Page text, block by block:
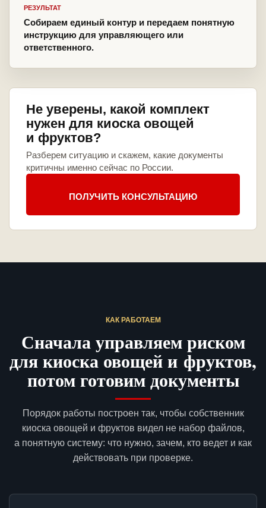
РЕЗУЛЬТАТ
Собираем единый контур и передаем понятную
инструкцию для управляющего или
ответственного.
Не уверены, какой комплект
нужен для киоска овощей
и фруктов?
Разберем ситуацию и скажем, какие документы
критичны именно сейчас по России.
ПОЛУЧИТЬ КОНСУЛЬТАЦИЮ
КАК РАБОТАЕМ
Сначала управляем риском
для киоска овощей и фруктов,
потом готовим документы
Порядок работы построен так, чтобы собственник
киоска овощей и фруктов видел не набор файлов,
а понятную систему: что нужно, зачем, кто ведет и как
действовать при проверке.